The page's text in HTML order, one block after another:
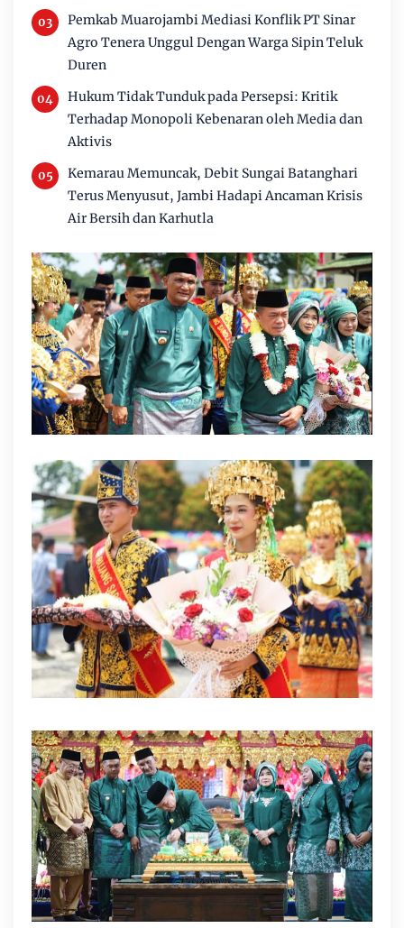
Pemkab Muarojambi Mediasi Konflik PT Sinar
Agro Tenera Unggul Dengan Warga Sipin Teluk
Duren
Hukum Tidak Tunduk pada Persepsi: Kritik
Terhadap Monopoli Kebenaran oleh Media dan
Aktivis
Kemarau Memuncak, Debit Sungai Batanghari
Terus Menyusut, Jambi Hadapi Ancaman Krisis
Air Bersih dan Karhutla